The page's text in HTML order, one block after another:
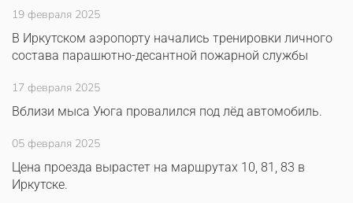
19 февраля 2025
В Иркутском аэропорту начались тренировки личного
состава парашютно-десантной пожарной службы
17 февраля 2025
Вблизи мыса Уюга провалился под лёд автомобиль.
05 февраля 2025
Цена проезда вырастет на маршрутах 10, 81, 83 в
Иркутске.